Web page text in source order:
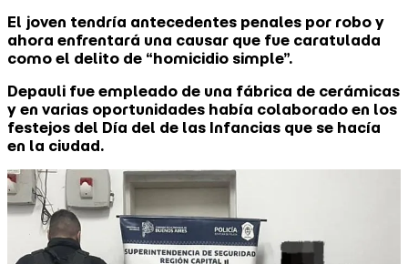
El joven tendría antecedentes penales por robo y
ahora enfrentará una causar que fue caratulada
como el delito de “homicidio simple”.
Depauli fue empleado de una fábrica de cerámicas
y en varias oportunidades había colaborado en los
festejos del Día del de las Infancias que se hacía
en la ciudad.